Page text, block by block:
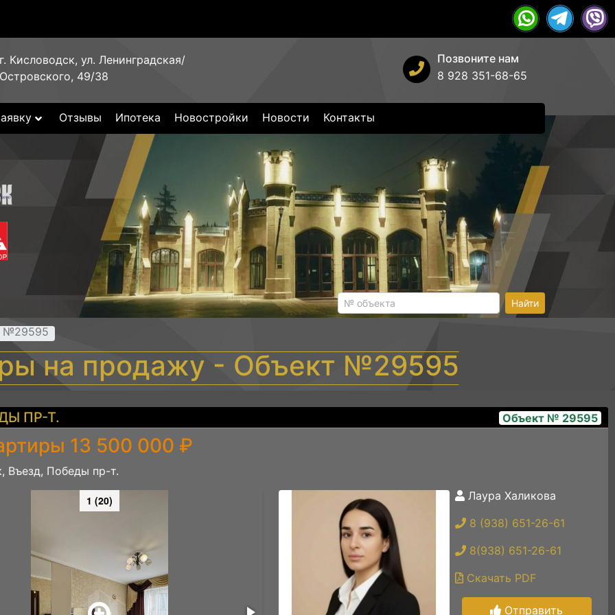
г. Кисловодск, ул. Ленинградская/
Островского, 49/38
Позвоните нам
8 928 351-68-65
Отзывы Ипотека Новостройки Новости Контакты
Найти
№29595
на продажу - Объект №29595
ПР-Т. Объект № 29595
13 500 000 ₽
Въезд, Победы пр-т.
1 (20)
Лаура Халикова
8 (938) 651-26-61
8(938) 651-26-61
Скачать PDF
Отправить